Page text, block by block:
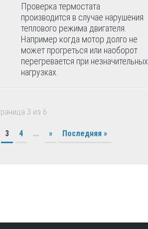
Проверка термостата
производится в случае нарушения
теплового режима двигателя.
Например когда мотор долго не
может прогреться или наоборот
перегревается при незначительных
нагрузках.
3 из 6
3 4 ... » Последняя »